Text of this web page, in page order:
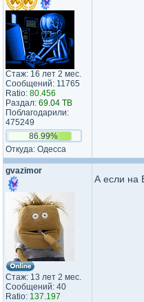
Стаж: 16 лет 2 мес.
Сообщений: 11765
Ratio: 80.456
Раздал: 69.04 TB
Поблагодарили:
475249
86.99%
Откуда: Одесса
gvazimor
Стаж: 13 лет 2 мес.
Сообщений: 40
Ratio: 137.197
А если на